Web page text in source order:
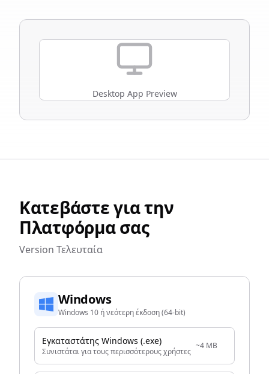
Desktop App Preview
Κατεβάστε για την
Πλατφόρμα σας
Version Τελευταία
Windows
Windows 10 ή νεότερη έκδοση (64-bit)
Εγκαταστάτης Windows (.exe)
Συνιστάται για τους περισσότερους χρήστες
~4 MB